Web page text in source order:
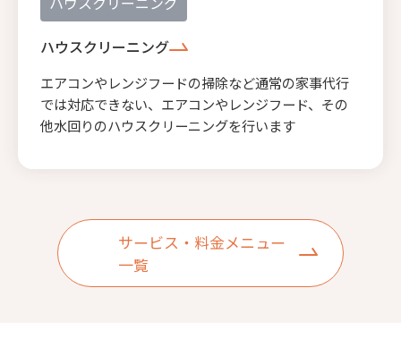
ハウスクリーニング
エアコンやレンジフードの掃除など通常の家事代行
では対応できない、エアコンやレンジフード、その
他水回りのハウスクリーニングを行います
サービス・料金メニュー
一覧